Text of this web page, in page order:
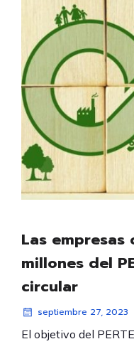
Las
millones del
circular
septiembre 27, 2023
El objetivo del